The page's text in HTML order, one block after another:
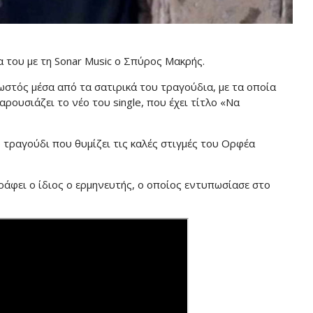
του με τη Sonar Music ο Σπύρος Μακρής.
μέσα από τα σατιρικά του τραγούδια, με τα οποία
το νέο του single, που έχει τίτλο «Να
που θυμίζει τις καλές στιγμές του Ορφέα
ο ίδιος ο ερμηνευτής, ο οποίος εντυπωσίασε στο